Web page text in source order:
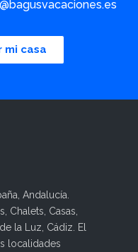
mi casa
Andalucía.
Chalets, Casas,
la Luz, Cádiz. El
localidades